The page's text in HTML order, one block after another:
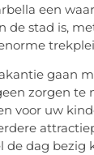
een
de stad is,
gaan
zorgen te
voor uw
de dag bezig